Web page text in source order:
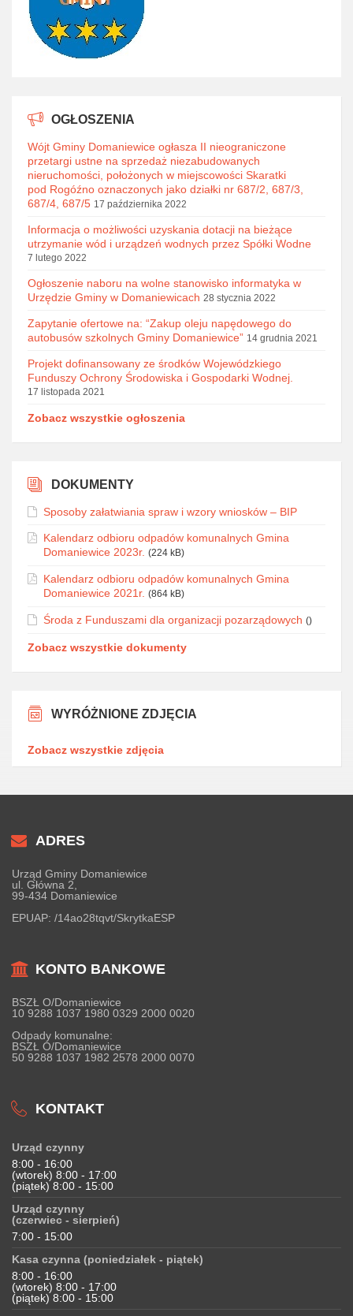
OGŁOSZENIA
Wójt Gminy Domaniewice ogłasza II nieograniczone
przetargi ustne na sprzedaż niezabudowanych
nieruchomości, położonych w miejscowości Skaratki
pod Rogóźno oznaczonych jako działki nr 687/2, 687/3,
687/4, 687/5 17 października 2022
Informacja o możliwości uzyskania dotacji na bieżące
utrzymanie wód i urządzeń wodnych przez Spółki Wodne
7 lutego 2022
Ogłoszenie naboru na wolne stanowisko informatyka w
Urzędzie Gminy w Domaniewicach 28 stycznia 2022
Zapytanie ofertowe na: “Zakup oleju napędowego do
autobusów szkolnych Gminy Domaniewice” 14 grudnia 2021
Projekt dofinansowany ze środków Wojewódzkiego
Funduszy Ochrony Środowiska i Gospodarki Wodnej.
17 listopada 2021
Zobacz wszystkie ogłoszenia
DOKUMENTY
Sposoby załatwiania spraw i wzory wniosków – BIP
Kalendarz odbioru odpadów komunalnych Gmina
Domaniewice 2023r. (224 kB)
Kalendarz odbioru odpadów komunalnych Gmina
Domaniewice 2021r. (864 kB)
Środa z Funduszami dla organizacji pozarządowych ()
Zobacz wszystkie dokumenty
WYRÓŻNIONE ZDJĘCIA
Zobacz wszystkie zdjęcia
ADRES
Urząd Gminy Domaniewice
ul. Główna 2,
99-434 Domaniewice
EPUAP: /14ao28tqvt/SkrytkaESP
KONTO BANKOWE
BSZŁ O/Domaniewice
10 9288 1037 1980 0329 2000 0020
Odpady komunalne:
BSZŁ O/Domaniewice
50 9288 1037 1982 2578 2000 0070
KONTAKT
Urząd czynny
8:00 - 16:00
(wtorek) 8:00 - 17:00
(piątek) 8:00 - 15:00
Urząd czynny
(czerwiec - sierpień)
7:00 - 15:00
Kasa czynna (poniedziałek - piątek)
8:00 - 16:00
(wtorek) 8:00 - 17:00
(piątek) 8:00 - 15:00